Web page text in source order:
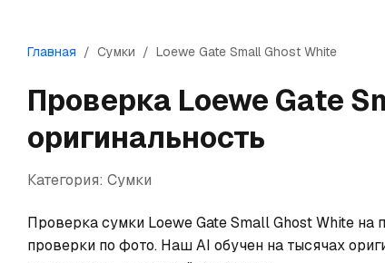
Главная / Сумки / Loewe Gate Small Ghost White
Проверка Loewe Gate
оригинальность
Категория: Сумки
Проверка сумки Loewe Gate Small Ghost White
проверки по фото. Наш AI обучен на тысячах